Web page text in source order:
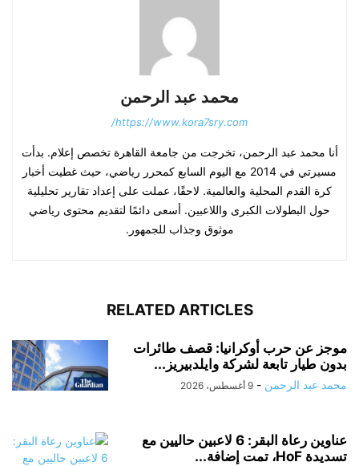
محمد عبد الرحمن
https://www.kora7sry.com/
أنا محمد عبد الرحمن، تخرجت من جامعة القاهرة تخصص إعلام. بدأت
مسيرتي في 2014 مع اليوم السابع كمحرر رياضي، حيث غطيت أخبار
كرة القدم المحلية والعالمية. لاحقًا، عملت على إعداد تقارير تحليلية
حول البطولات الكبرى واللاعبين. أسعى دائمًا لتقديم محتوى رياضي
موثوق وجذاب للجمهور.
RELATED ARTICLES
موجز عن حرب أوكرانيا: قصف طائرات
بدون طيار تابعة لشركة وايلدبيريز...
محمد عبد الرحمن - 9 أغسطس، 2026
عناوين رعاة البقر: 6 لاعبين حاليين مع
تسديدة HoF، تمت إضافة...